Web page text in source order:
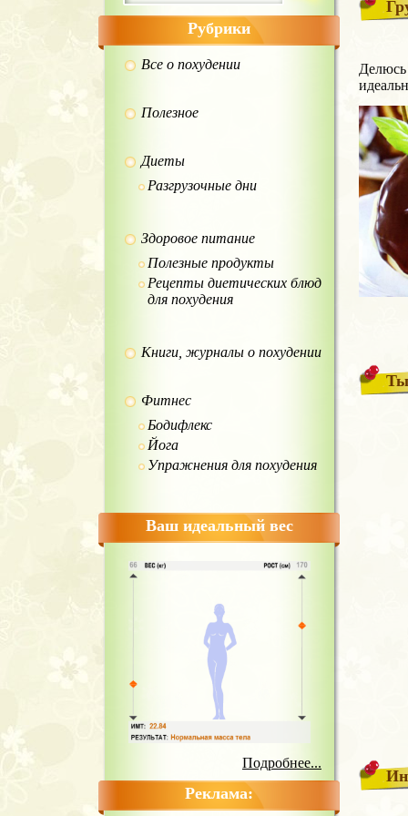
Рубрики
Все о похудении
Полезное
Диеты
Разгрузочные дни
Здоровое питание
Полезные продукты
Рецепты диетических блюд
для похудения
Книги, журналы о похудении
Фитнес
Бодифлекс
Йога
Упражнения для похудения
Ваш идеальный вес
Подробнее...
Реклама:
Делюсь